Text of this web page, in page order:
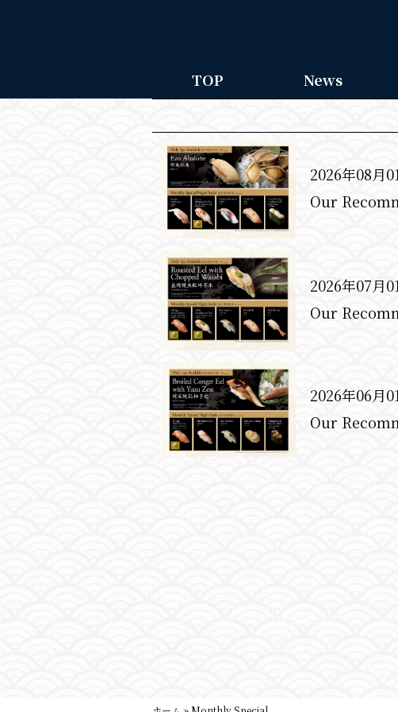
TOP News
2026年08月
Our
2026年07月
Our
2026年06月
Our